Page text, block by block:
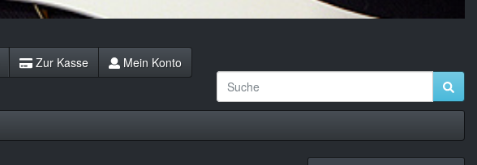
Zur Kasse Mein Konto